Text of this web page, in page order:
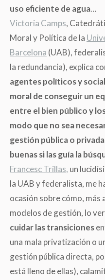
uso eficiente de agua…
Victoria Camps,
Moral y Política de la
Barcelona (UAB),
la redundancia), explica
agentes políticos y
moral de conseguir un
entre el bien público y
modo que no sea
gestión pública o
buenas si las guía la
Francesc Trillas, un
la UAB y federalista, me
ocasión sobre cómo,
modelos de gestión, lo
cuidar lastransiciones
una mala privatización o
gestión pública directa,
está lleno de ellas),